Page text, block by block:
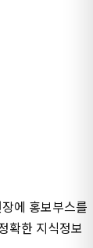
에 홍보부스를
확한 지식정보